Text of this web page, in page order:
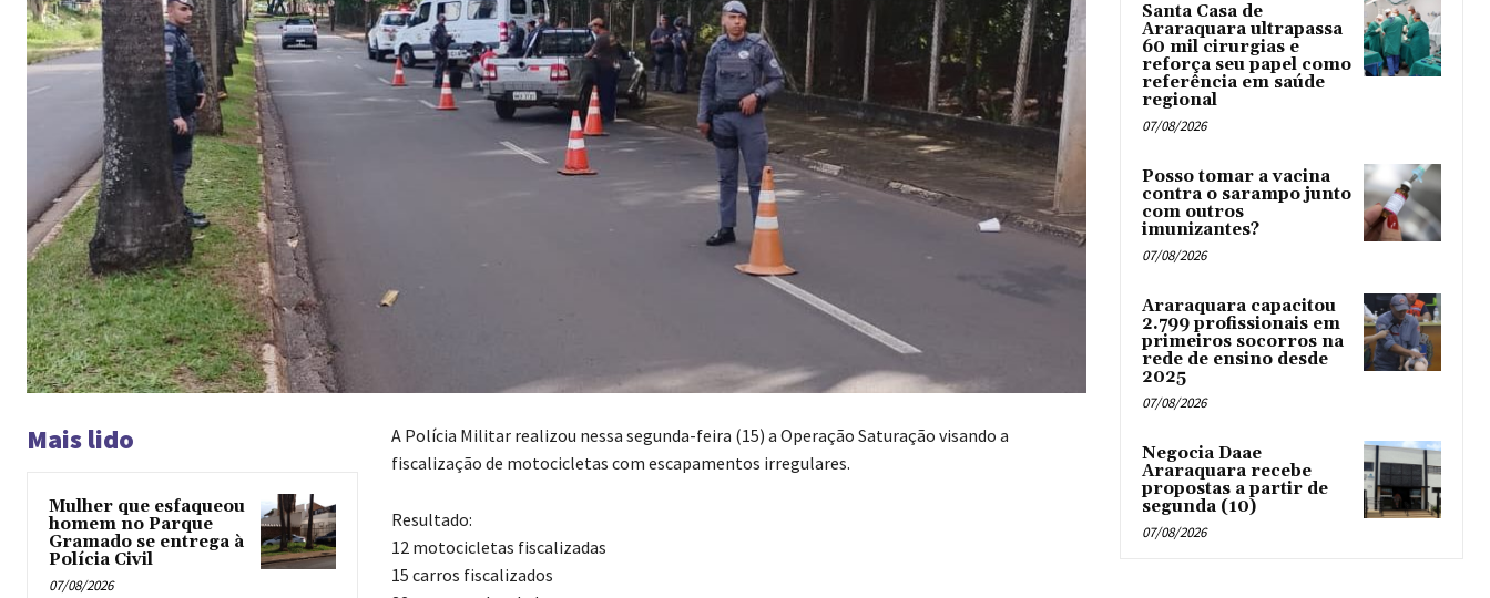
Mais lido
Mulher que esfaqueou
homem no Parque
Gramado se entrega à
Polícia Civil
07/08/2026
A Polícia Militar realizou nessa segunda-feira (15) a Operação Saturação visando a
fiscalização de motocicletas com escapamentos irregulares.
Resultado:
12 motocicletas fiscalizadas
15 carros fiscalizados
Santa Casa de
Araraquara ultrapassa
60 mil cirurgias e
reforça seu papel como
referência em saúde
regional
07/08/2026
Posso tomar a vacina
contra o sarampo junto
com outros
imunizantes?
07/08/2026
Araraquara capacitou
2.799 profissionais em
primeiros socorros na
rede de ensino desde
2025
07/08/2026
Negocia Daae
Araraquara recebe
propostas a partir de
segunda (10)
07/08/2026